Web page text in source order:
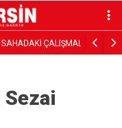
YERİNDE Dim,
Sezai